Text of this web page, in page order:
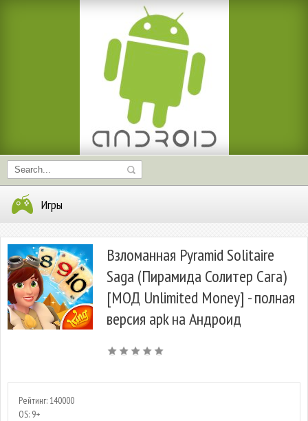
Игры
Взломанная Pyramid Solitaire
Saga (Пирамида Солитер Сага)
[МОД Unlimited Money] - полная
версия apk на Андроид
Рейтинг: 140000
OS: 9+